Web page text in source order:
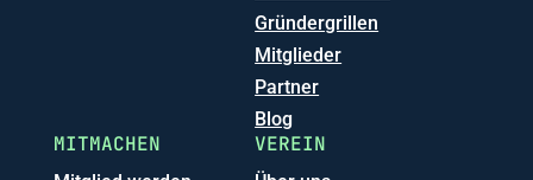
Gründergrillen
Mitglieder
Partner
Blog
MITMACHEN VEREIN